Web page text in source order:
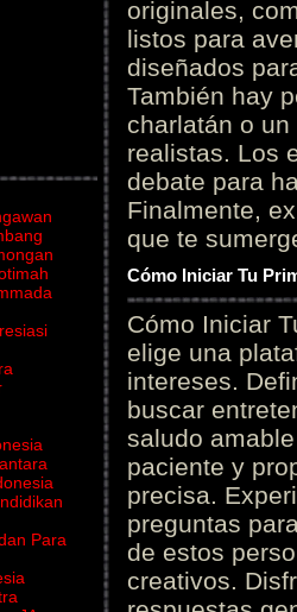
Para
originales,
listos para
diseñados
También hay
charlatán o
realistas. Los
debate para
Finalmente,
que te
Cómo Iniciar Tu
Cómo Iniciar
elige una
intereses.
buscar
saludo
paciente y
precisa.
preguntas
de estos
creativos.